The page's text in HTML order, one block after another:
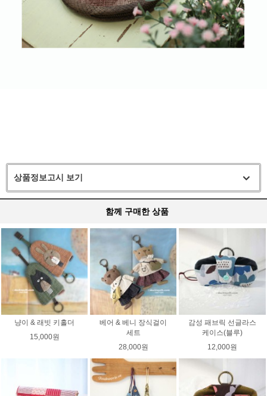
상품정보고시 보기
함께 구매한 상품
냥이 & 래빗 키홀더
15,000원
베어 & 베니 장식걸이
세트
28,000원
감성 패브릭 선글라스
케이스(블루)
12,000원